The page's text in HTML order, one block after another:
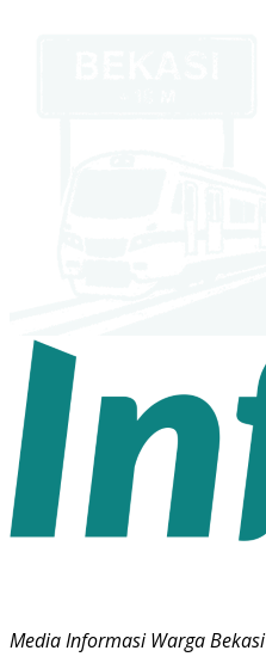
Media Informasi Warga Bekasi